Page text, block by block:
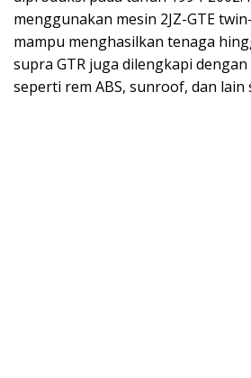
menggunakan mesin 2JZ-GTE
mampu menghasilkan tenaga
supra GTR juga dilengkapi
seperti rem ABS, sunroof, dan lain